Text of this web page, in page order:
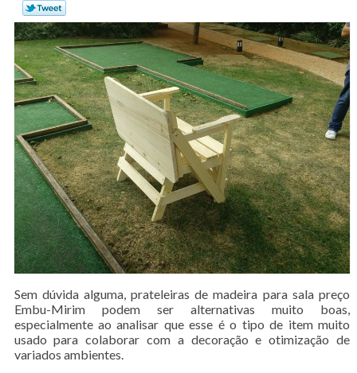
Sem dúvida alguma, prateleiras de madeira para sala preço
Embu-Mirim podem ser alternativas muito boas,
especialmente ao analisar que esse é o tipo de item muito
usado para colaborar com a decoração e otimização de
variados ambientes.